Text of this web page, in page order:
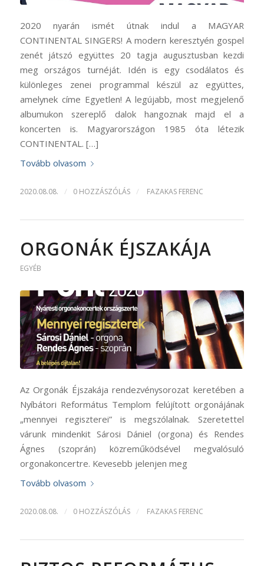
2020 nyarán ismét útnak indul a MAGYAR
CONTINENTAL SINGERS! A modern keresztyén gospel
zenét játszó együttes 20 tagja augusztusban kezdi
meg országos turnéját. Idén is egy csodálatos és
különleges zenei programmal készül az együttes,
amelynek címe Egyetlen! A legújabb, most megjelenő
albumukon szereplő dalok hangoznak majd el a
koncerten is. Magyarországon 1985 óta létezik
CONTINENTAL. […]
Tovább olvasom
2020.08.08. / 0 HOZZÁSZÓLÁS / FAZAKAS FERENC
ORGONÁK ÉJSZAKÁJA
EGYÉB
Az Orgonák Éjszakája rendezvénysorozat keretében a
Nyíbátori Református Templom felújított orgonájának
„mennyei regiszterei” is megszólalnak. Szeretettel
várunk mindenkit Sárosi Dániel (orgona) és Rendes
Ágnes (szoprán) közreműködsével megvalósuló
orgonakoncertre. Kevesebb jelenjen meg
Tovább olvasom
2020.08.08. / 0 HOZZÁSZÓLÁS / FAZAKAS FERENC